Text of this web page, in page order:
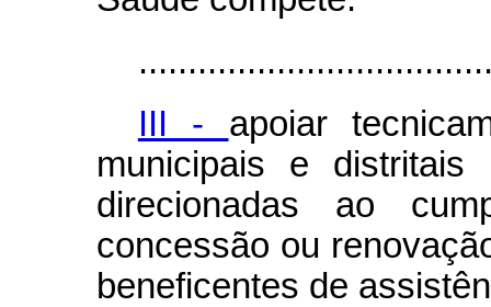
III - apoiar
municipais e distritais
direcionadas ao
concessão ou
beneficentes de